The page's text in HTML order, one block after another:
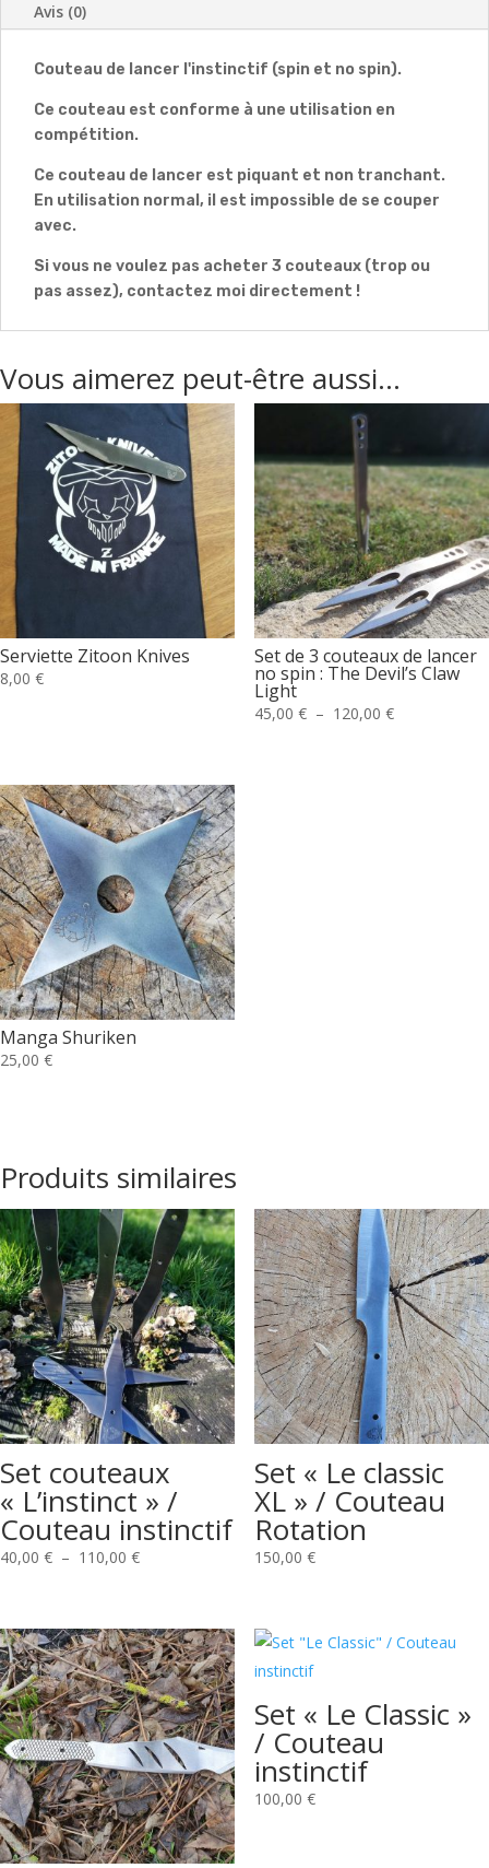
Avis (0)
Couteau de lancer l'instinctif (spin et no spin).
Ce couteau est conforme à une utilisation en
compétition.
Ce couteau de lancer est piquant et non tranchant.
En utilisation normal, il est impossible de se couper
avec.
Si vous ne voulez pas acheter 3 couteaux (trop ou
pas assez), contactez moi directement !
Vous aimerez peut-être aussi…
Serviette Zitoon Knives
8,00 €
Set de 3 couteaux de lancer
no spin : The Devil’s Claw
Light
45,00 € – 120,00 €Plage
Manga Shuriken
25,00 €
Produits similaires
Set couteaux
« L’instinct » /
Couteau instinctif
40,00 € – 110,00 €Plage
40,00 €
à
110,00 €
Set « Le classic
XL » / Couteau
Rotation
150,00 €
Set « Le Classic »
/ Couteau
instinctif
100,00 €